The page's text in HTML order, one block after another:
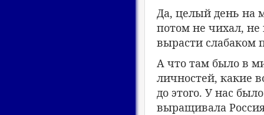
Да, целый день на
потом не чихал, не
вырасти слабаком
А что там было в
личностей, какие
до этого. У нас
выращивала